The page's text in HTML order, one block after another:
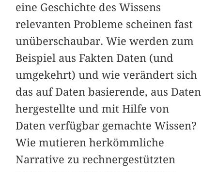
eine Geschichte des Wissens
relevanten Probleme scheinen fast
unüberschaubar. Wie werden zum
Beispiel aus Fakten Daten (und
umgekehrt) und wie verändert sich
das auf Daten basierende, aus Daten
hergestellte und mit Hilfe von
Daten verfügbar gemachte Wissen?
Wie mutieren herkömmliche
Narrative zu rechnergestützten